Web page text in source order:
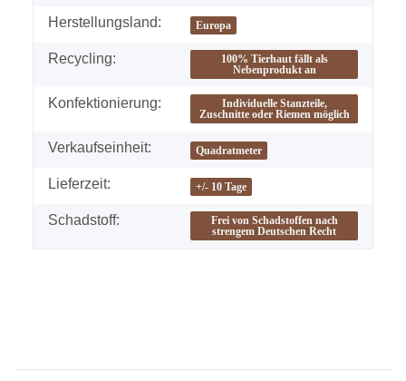
Herstellungsland: Europa
Recycling:
100% Tierhaut fällt als
Nebenprodukt an
Konfektionierung:
Individuelle Stanzteile,
Zuschnitte oder Riemen möglich
Verkaufseinheit: Quadratmeter
Lieferzeit: +/- 10 Tage
Schadstoff:
Frei von Schadstoffen nach
strengem Deutschen Recht